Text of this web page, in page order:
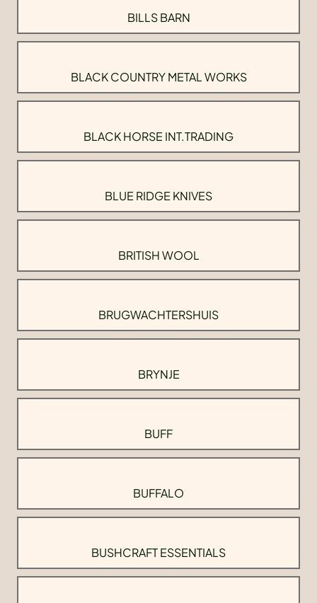
BILLS BARN
BLACK COUNTRY METAL WORKS
BLACK HORSE INT.TRADING
BLUE RIDGE KNIVES
BRITISH WOOL
BRUGWACHTERSHUIS
BRYNJE
BUFF
BUFFALO
BUSHCRAFT ESSENTIALS